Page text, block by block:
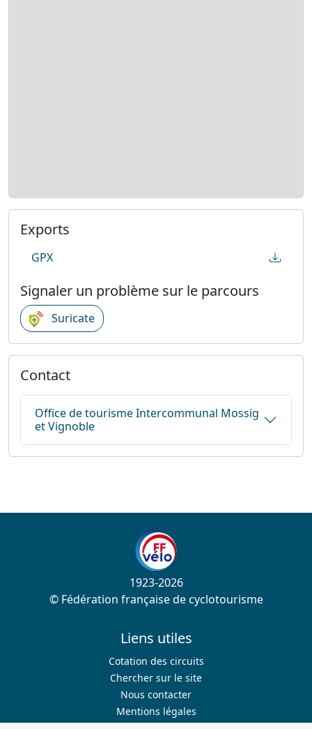
Exports
GPX
Signaler un problème sur le parcours
Suricate
Contact
Office de tourisme Intercommunal Mossig
et Vignoble
1923-2026
© Fédération française de cyclotourisme
Liens utiles
Cotation des circuits
Chercher sur le site
Nous contacter
Mentions légales